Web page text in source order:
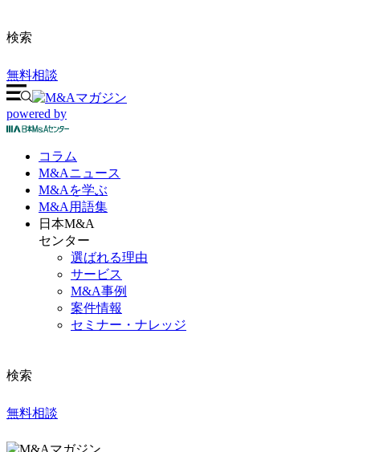
検索
無料相談
powered by
コラム
M&Aニュース
M&Aを学ぶ
M&A 用語集
日本M&A
センター
選ばれる理由
サービス
M&A事例
案件情報
セミナー・ナレッジ
検索
無料相談